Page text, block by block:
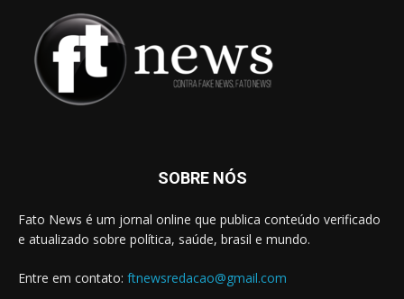
SOBRE NÓS
Fato News é um jornal online que publica conteúdo verificado
e atualizado sobre política, saúde, brasil e mundo.
Entre em contato: ftnewsredacao@gmail.com